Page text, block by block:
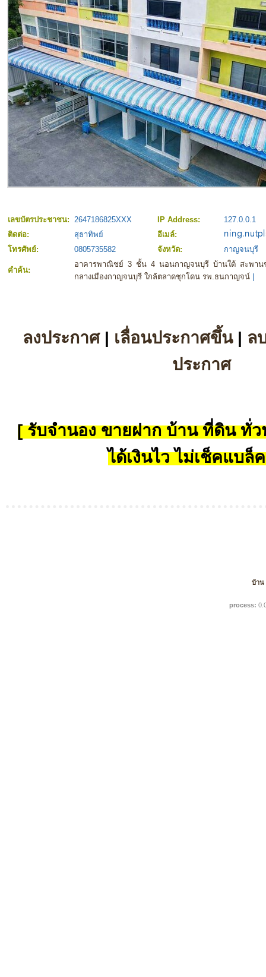
เลขบัตรประชาชน: 2647186825XXX IP Address:
127.0.0.1
ติดต่อ:
สุธาทิพย์
อีเมล์:
โทรศัพย์:
0805735582 จังหวัด: กาญจนบุรี
คำค้น:
อาคารพาณิชย์ 3 ชั้น 4 นอนกาญจนบุรี บ้านใต้ สะพาน
กลางเมืองกาญจนบุรี ใกล้ตลาดชุกโดน รพ.ธนกาญจน์
ลงประกาศ| เลื่อนประกาศขึ้น| ล
ประกาศ
[ รับจำนอง ขายฝาก บ้าน ที่ดิน ทั่ว
ได้เงินไว ไม่เช็คแบล็
บ้าน
process: